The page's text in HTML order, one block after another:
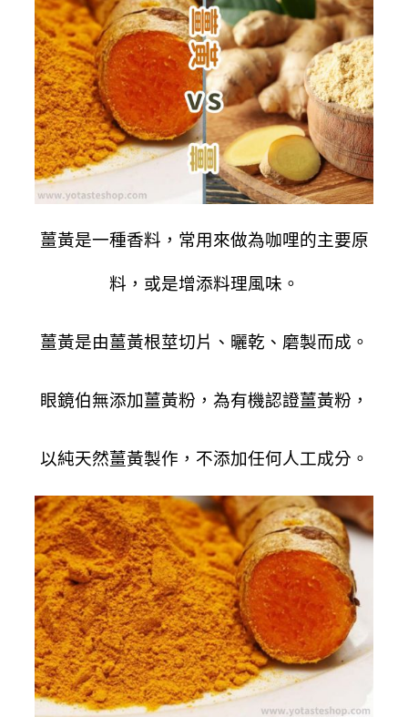
薑黃是一種香料，常用來做為咖哩的主要原
料，或是增添料理風味。
薑黃是由薑黃根莖切片、曬乾、磨製而成。
眼鏡伯無添加薑黃粉，為有機認證薑黃粉，
以純天然薑黃製作，不添加任何人工成分。